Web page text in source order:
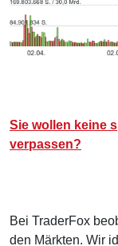
Sie wollen keine
verpassen?
Bei TraderFox
den Märkten. Wir